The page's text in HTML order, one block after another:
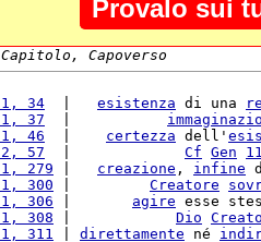
Provalo sui
Capoverso
34
esistenza di una
37
46
certezza dell'
57
Cf Gen
279
creazione , infine
300
Creatore
306
agire esse
308
Dio
311
direttamente né